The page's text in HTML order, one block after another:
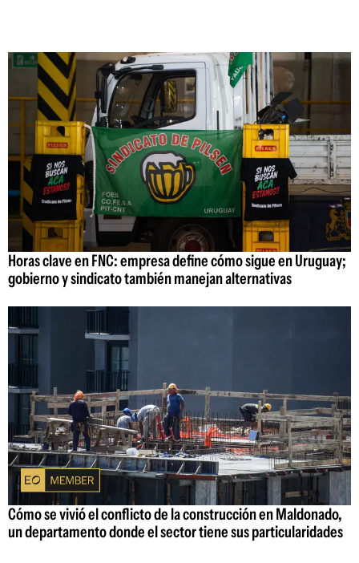
Horas clave en FNC: empresa define cómo sigue en Uruguay;
gobierno y sindicato también manejan alternativas
Cómo se vivió el conflicto de la construcción en Maldonado,
un departamento donde el sector tiene sus particularidades